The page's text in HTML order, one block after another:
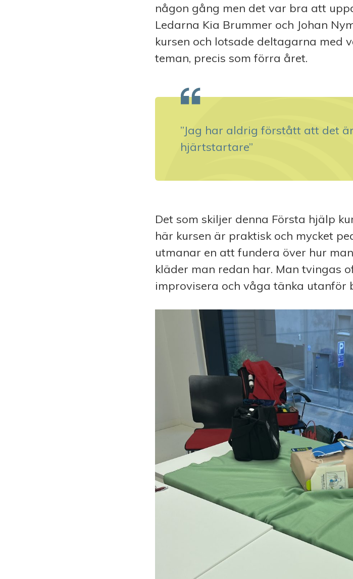
någon gång men det var bra att
Ledarna Kia Brummer och Johan
kursen och lotsade deltagarna med
teman, precis som förra året.
”Jag har aldrig förstått att det
hjärtstartare”
Det som skiljer denna Första hjälp
här kursen är praktisk och mycket
utmanar en att fundera över hur
kläder man redan har. Man tvingas
improvisera och våga tänka utanför